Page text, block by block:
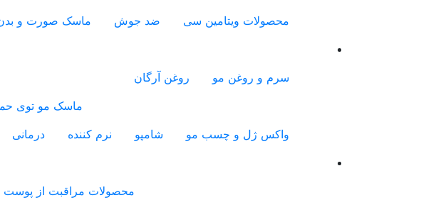
محصولات ویتامین سی
ضد جوش
ماسک صورت و
سرم و روغن مو
روغن آرگان
ماسک مو توی
واکس ژل و چسب مو شامپو نرم کننده درمانی
محصولات مراقبت از پوست